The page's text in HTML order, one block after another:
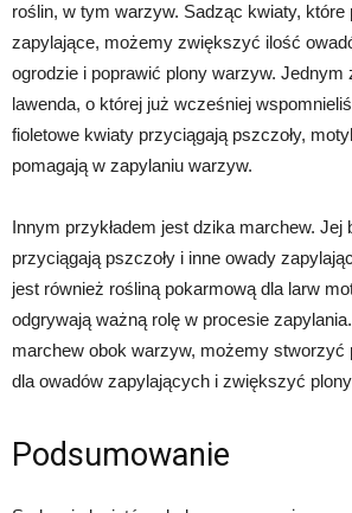
roślin, w tym warzyw. Sadząc kwiaty, które
zapylające, możemy zwiększyć ilość
ogrodzie i poprawić plony warzyw. Jednym
lawenda, o której już wcześniej
fioletowe kwiaty przyciągają pszczoły,
pomagają w zapylaniu warzyw.
Innym przykładem jest dzika marchew. Jej
przyciągają pszczoły i inne owady
jest również rośliną pokarmową dla larw
odgrywają ważną rolę w procesie
marchew obok warzyw, możemy stworzyć
dla owadów zapylających i zwiększyć
Podsumowanie